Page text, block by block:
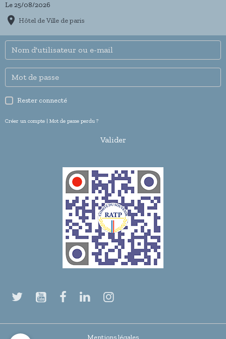
Le 25/08/2026
Hôtel de Ville de paris
Rester connecté
Créer un compte | Mot de passe perdu ?
Valider
Mentions légales